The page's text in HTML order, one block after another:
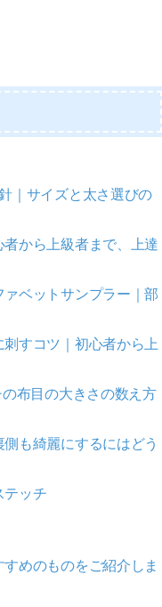
｜サイズと太さ選びの
から上級者まで、上達
ベットサンプラー｜部
すコツ｜初心者から上
布目の大きさの数え方
も綺麗にするにはどう
テッチ
めのものをご紹介しま